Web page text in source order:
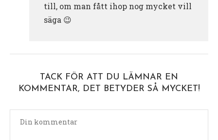
till, om man fått ihop nog mycket vill
säga 😉
TACK FÖR ATT DU LÄMNAR EN
KOMMENTAR, DET BETYDER SÅ MYCKET!